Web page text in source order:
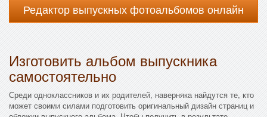
Редактор выпускных фотоальбомов онлайн
Изготовить альбом выпускника
самостоятельно
Среди одноклассников и их родителей, наверняка найдутся те, кто
может своими силами подготовить оригинальный дизайн страниц и